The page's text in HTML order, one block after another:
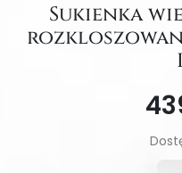
Sukienka